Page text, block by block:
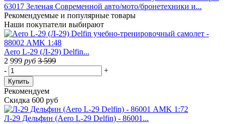
63017 Зеленая Современной авто/мото/бронетехники и...
Рекомендуемые и популярные товары
Наши покупатели выбирают
Aero L-29 (Л-29) Delfin...
2 999 руб 3 599
-
+
Купить
Рекомендуем
Скидка 600 руб
Л-29 Дельфин (Aero L-29 Delfin) - 86001...